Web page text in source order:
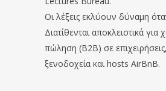
Οι λέξεις εκλύουν δύναμη
Διατίθενται αποκλειστικά για
πώληση (B2B) σε
ξενοδοχεία και hosts AirBnB.